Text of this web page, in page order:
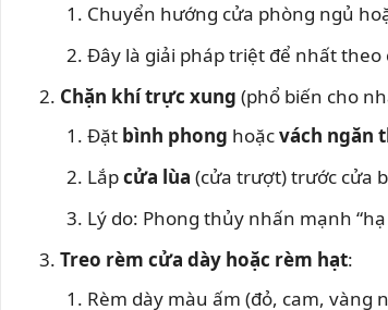
Chuyển hướng cửa phòng ngủ
Đây là giải pháp triệt để nhất theo
Chặn khí trực xung (phổ biến cho
Đặt bình phong hoặcvách ngăn
Lắpcửa lùa (cửa trượt) trước cửa
Lý do: Phong thủy nhấn mạnh
Treo rèm cửa dày hoặc rèm hạt:
Rèm dày màu ấm (đỏ, cam, vàng